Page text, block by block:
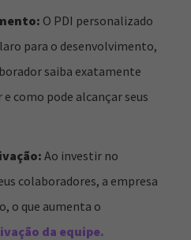
O PDI personalizado
para o desenvolvimento,
saiba exatamente
como pode alcançar seus
Ao investir no
colaboradores, a empresa
o que aumenta o
da equipe.